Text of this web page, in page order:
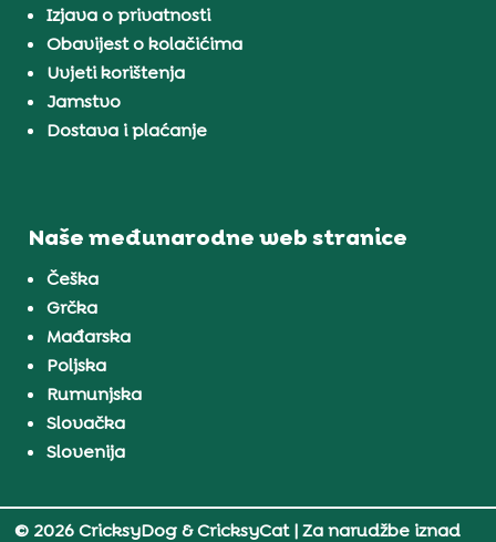
Izjava o privatnosti
Obavijest o kolačićima
Uvjeti korištenja
Jamstvo
Dostava i plaćanje
Naše međunarodne web stranice
Češka
Grčka
Mađarska
Poljska
Rumunjska
Slovačka
Slovenija
© 2026 CricksyDog & CricksyCat| Za narudžbe iznad